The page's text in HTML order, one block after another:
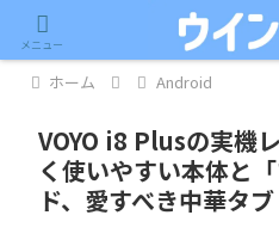
記事内に広告が含まれています。
ホーム Android
VOYO i8 Plusの実機
く使いやすい本体と
ド、愛すべき中華タブ
メニュー